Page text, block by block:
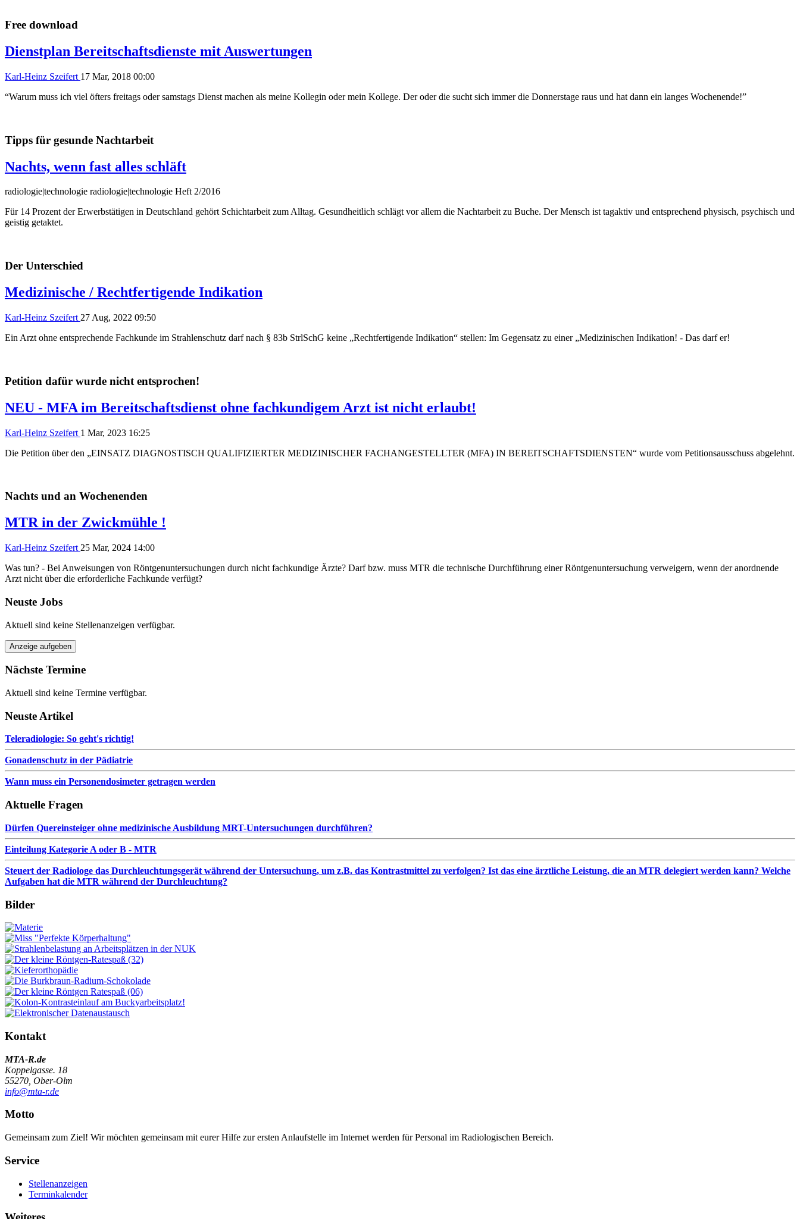
Free download
Dienstplan Bereitschaftsdienste mit Auswertungen
Karl-Heinz Szeifert 17 Mar, 2018 00:00
“Warum muss ich viel öfters freitags oder samstags Dienst machen als meine Kollegin oder mein Kollege. Der oder die sucht sich immer die Donnerstage raus und hat dann ein langes Wochenende!”
Tipps für gesunde Nachtarbeit
Nachts, wenn fast alles schläft
radiologie|technologie radiologie|technologie Heft 2/2016
Für 14 Prozent der Erwerbstätigen in Deutschland gehört Schichtarbeit zum Alltag. Gesundheitlich schlägt vor allem die Nachtarbeit zu Buche. Der Mensch ist tagaktiv und entsprechend physisch, psychisch und
geistig getaktet.
Der Unterschied
Medizinische / Rechtfertigende Indikation
Karl-Heinz Szeifert 27 Aug, 2022 09:50
Ein Arzt ohne entsprechende Fachkunde im Strahlenschutz darf nach § 83b StrlSchG keine „Rechtfertigende Indikation“ stellen: Im Gegensatz zu einer „Medizinischen Indikation! - Das darf er!
Petition dafür wurde nicht entsprochen!
NEU - MFA im Bereitschaftsdienst ohne fachkundigem Arzt ist nicht erlaubt!
Karl-Heinz Szeifert 1 Mar, 2023 16:25
Die Petition über den „EINSATZ DIAGNOSTISCH QUALIFIZIERTER MEDIZINISCHER FACHANGESTELLTER (MFA) IN BEREITSCHAFTSDIENSTEN“ wurde vom Petitionsausschuss abgelehnt.
Nachts und an Wochenenden
MTR in der Zwickmühle !
Karl-Heinz Szeifert 25 Mar, 2024 14:00
Was tun? - Bei Anweisungen von Röntgenuntersuchungen durch nicht fachkundige Ärzte? Darf bzw. muss MTR die technische Durchführung einer Röntgenuntersuchung verweigern, wenn der anordnende
Arzt nicht über die erforderliche Fachkunde verfügt?
Neuste Jobs
Aktuell sind keine Stellenanzeigen verfügbar.
Anzeige aufgeben
Nächste Termine
Aktuell sind keine Termine verfügbar.
Neuste Artikel
Teleradiologie: So geht's richtig!
Gonadenschutz in der Pädiatrie
Wann muss ein Personendosimeter getragen werden
Aktuelle Fragen
Dürfen Quereinsteiger ohne medizinische Ausbildung MRT-Untersuchungen durchführen?
Einteilung Kategorie A oder B - MTR
Steuert der Radiologe das Durchleuchtungsgerät während der Untersuchung, um z.B. das Kontrastmittel zu verfolgen? Ist das eine ärztliche Leistung, die an MTR delegiert werden kann? Welche
Aufgaben hat die MTR während der Durchleuchtung?
Bilder
Kontakt
MTA-R.de
Koppelgasse. 18
55270, Ober-Olm
info@mta-r.de
Motto
Gemeinsam zum Ziel! Wir möchten gemeinsam mit eurer Hilfe zur ersten Anlaufstelle im Internet werden für Personal im Radiologischen Bereich.
Service
Stellenanzeigen
Terminkalender